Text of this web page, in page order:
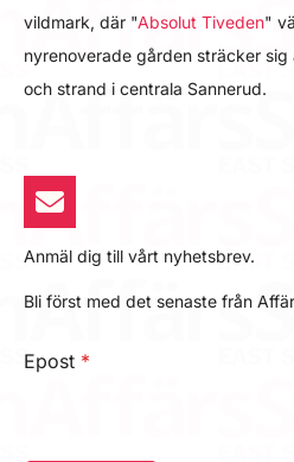
vildmark, där "Absolut Tiveden"
nyrenoverade gården sträcker
och strand i centrala Sannerud.
Anmäl dig till vårt nyhetsbrev.
Bli först med det senaste från
Epost *